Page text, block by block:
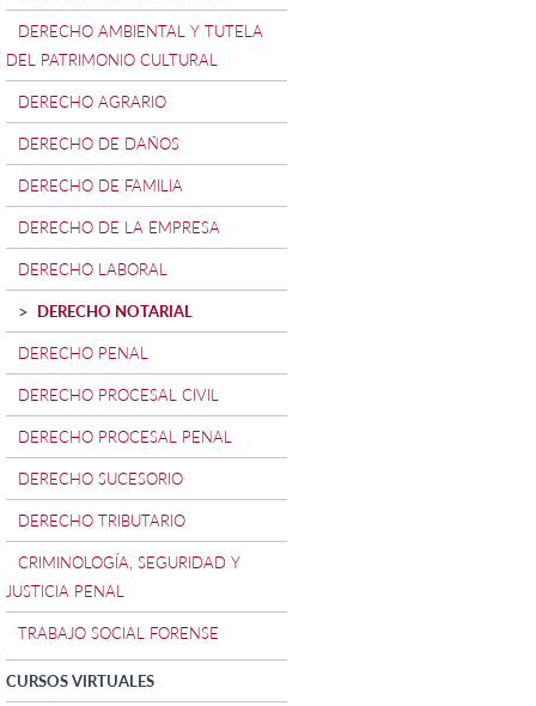
DERECHO AMBIENTAL Y TUTELA
DEL PATRIMONIO CULTURAL
DERECHO AGRARIO
DERECHO DE DAÑOS
DERECHO DE FAMILIA
DERECHO DE LA EMPRESA
DERECHO LABORAL
DERECHO NOTARIAL
DERECHO PENAL
DERECHO PROCESAL CIVIL
DERECHO PROCESAL PENAL
DERECHO SUCESORIO
DERECHO TRIBUTARIO
CRIMINOLOGÍA, SEGURIDAD Y
JUSTICIA PENAL
TRABAJO SOCIAL FORENSE
CURSOS VIRTUALES